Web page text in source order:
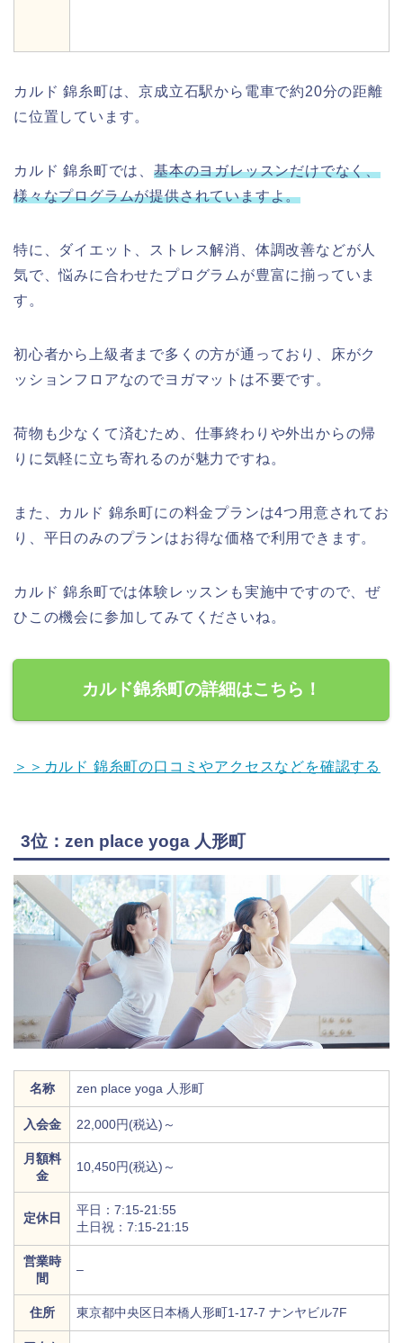
カルド 錦糸町は、京成立石駅から電車で約20分の距離
に位置しています。
カルド 錦糸町では、 基本のヨガレッスンだけでなく、
様々なプログラムが提供されていますよ。
特に、ダイエット、ストレス解消、体調改善などが人
気で、悩みに合わせたプログラムが豊富に揃っていま
す。
初心者から上級者まで多くの方が通っており、床がク
ッションフロアなのでヨガマットは不要です。
荷物も少なくて済むため、仕事終わりや外出からの帰
りに気軽に立ち寄れるのが魅力ですね。
また、カルド 錦糸町にの料金プランは4つ用意されてお
り、平日のみのプランはお得な価格で利用できます。
カルド 錦糸町では体験レッスンも実施中ですので、ぜ
ひこの機会に参加してみてくださいね。
カルド錦糸町の詳細はこちら！
＞＞カルド 錦糸町の口コミやアクセスなどを確認する
3位：zen place yoga 人形町
名称 zen place yoga 人形町
入会金 22,000円(税込)～
月額料
金
10,450円(税込)～
定休日
平日：7:15-21:55
土日祝：7:15-21:15
営業時
間
–
住所 東京都中央区日本橋人形町1-17-7 ナンヤビル7F